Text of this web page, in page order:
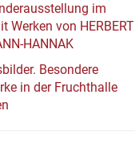
im
Werken von HERBERT
HANNAK
Besondere
in der Fruchthalle